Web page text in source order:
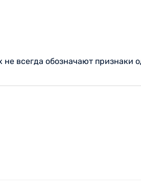
всегда обозначают признаки